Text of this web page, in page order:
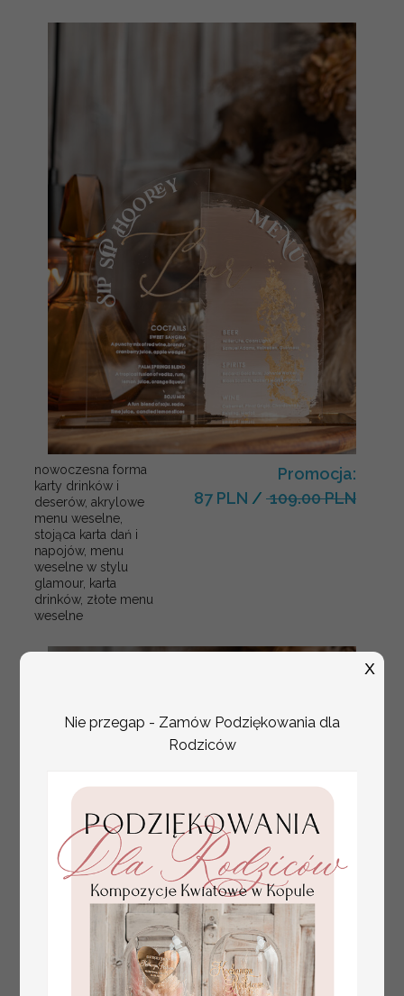
nowoczesna forma
karty drinków i
deserów, akrylowe
menu weselne,
stojąca karta dań i
napojów, menu
weselne w stylu
glamour, karta
drinków, złote menu
weselne
Promocja:
87 PLN / 109.00 PLN
Nie przegap - Zamów Podziękowania dla
Rodziców
X